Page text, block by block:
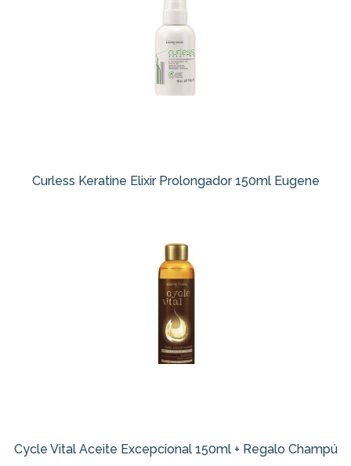
Curless Keratine Elixir Prolongador 150ml Eugene
Cycle Vital Aceite Excepcional 150ml + Regalo Champú